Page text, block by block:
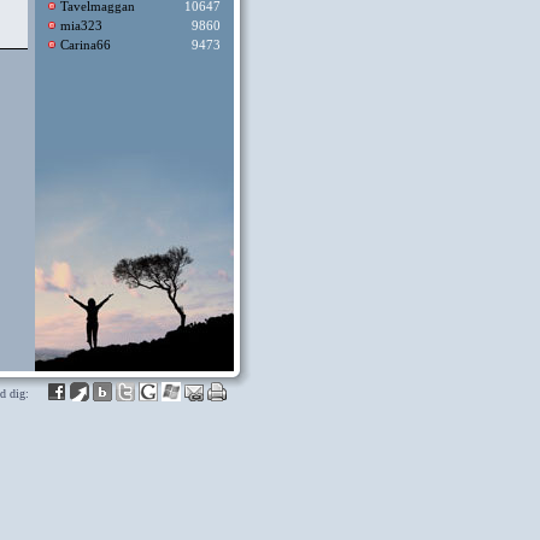
Tavelmaggan
10647
mia323
9860
Carina66
9473
dig: